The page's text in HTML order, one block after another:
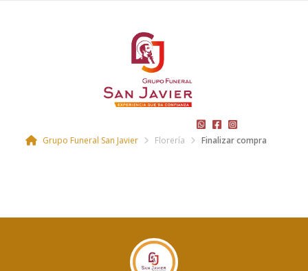
Grupo Funeral San Javier Florería Finalizar compra